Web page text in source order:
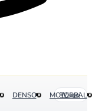
DENSO MOTORPAL
Więcej